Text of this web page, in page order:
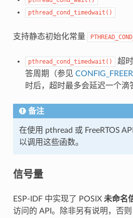
pthread_cond_timedwait()
支持静态初始化常量
pthread_cond_timedwait()
超
答周期（参见
时后，超时最多会延迟一个滴
备注
在使用 pthread 或 FreeRTOS
以调用这些函数。
信号量
ESP-IDF 中实现了 POSIX 未命名
访问的 API。除非另有说明，否